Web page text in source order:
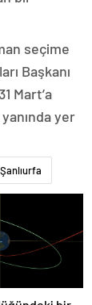
seçime
Başkanı
Mart’a
yer
Şanlıurfa